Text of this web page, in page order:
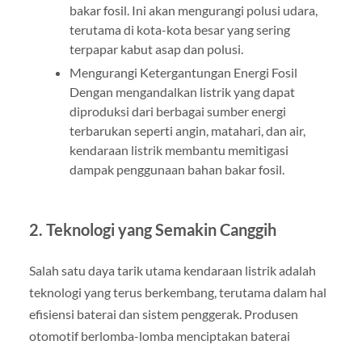
bakar fosil. Ini akan mengurangi polusi udara,
terutama di kota-kota besar yang sering
terpapar kabut asap dan polusi.
Mengurangi Ketergantungan Energi Fosil
Dengan mengandalkan listrik yang dapat
diproduksi dari berbagai sumber energi
terbarukan seperti angin, matahari, dan air,
kendaraan listrik membantu memitigasi
dampak penggunaan bahan bakar fosil.
2. Teknologi yang Semakin Canggih
Salah satu daya tarik utama kendaraan listrik adalah
teknologi yang terus berkembang, terutama dalam hal
efisiensi baterai dan sistem penggerak. Produsen
otomotif berlomba-lomba menciptakan baterai